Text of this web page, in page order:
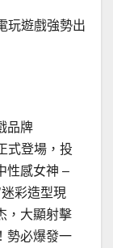
品牌
式登場，投
性感女神 –
彩造型現
，大顯射擊
勢必爆發一